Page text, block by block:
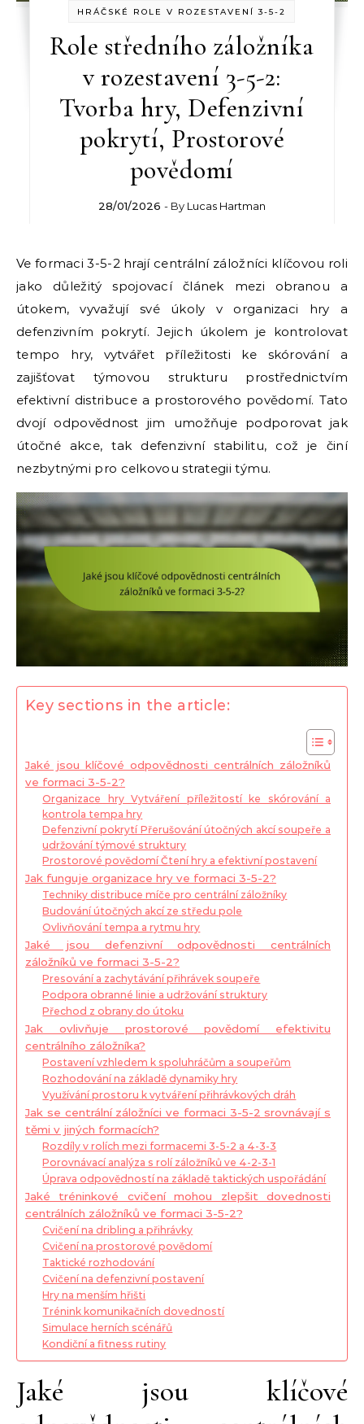
HRÁČSKÉ ROLE V ROZESTAVENÍ 3-5-2
Role středního záložníka
v rozestavení 3-5-2:
Tvorba hry, Defenzivní
pokrytí, Prostorové
povědomí
28/01/2026 - By Lucas Hartman
Ve formaci 3-5-2 hrají centrální záložníci klíčovou roli
jako důležitý spojovací článek mezi obranou a
útokem, vyvažují své úkoly v organizaci hry a
defenzivním pokrytí. Jejich úkolem je kontrolovat
tempo hry, vytvářet příležitosti ke skórování a
zajišťovat týmovou strukturu prostřednictvím
efektivní distribuce a prostorového povědomí. Tato
dvojí odpovědnost jim umožňuje podporovat jak
útočné akce, tak defenzivní stabilitu, což je činí
nezbytnými pro celkovou strategii týmu.
Key sections in the article:
Jaké jsou klíčové odpovědnosti centrálních záložníků
ve formaci 3-5-2?
Organizace hry Vytváření příležitostí ke skórování a
kontrola tempa hry
Defenzivní pokrytí Přerušování útočných akcí soupeře a
udržování týmové struktury
Prostorové povědomí Čtení hry a efektivní postavení
Jak funguje organizace hry ve formaci 3-5-2?
Techniky distribuce míče pro centrální záložníky
Budování útočných akcí ze středu pole
Ovlivňování tempa a rytmu hry
Jaké jsou defenzivní odpovědnosti centrálních
záložníků ve formaci 3-5-2?
Presování a zachytávání přihrávek soupeře
Podpora obranné linie a udržování struktury
Přechod z obrany do útoku
Jak ovlivňuje prostorové povědomí efektivitu
centrálního záložníka?
Postavení vzhledem k spoluhráčům a soupeřům
Rozhodování na základě dynamiky hry
Využívání prostoru k vytváření přihrávkových dráh
Jak se centrální záložníci ve formaci 3-5-2 srovnávají s
těmi v jiných formacích?
Rozdíly v rolích mezi formacemi 3-5-2 a 4-3-3
Porovnávací analýza s rolí záložníků ve 4-2-3-1
Úprava odpovědností na základě taktických uspořádání
Jaké tréninkové cvičení mohou zlepšit dovednosti
centrálních záložníků ve formaci 3-5-2?
Cvičení na dribling a přihrávky
Cvičení na prostorové povědomí
Taktické rozhodování
Cvičení na defenzivní postavení
Hry na menším hřišti
Trénink komunikačních dovedností
Simulace herních scénářů
Kondiční a fitness rutiny
Jaké jsou klíčové